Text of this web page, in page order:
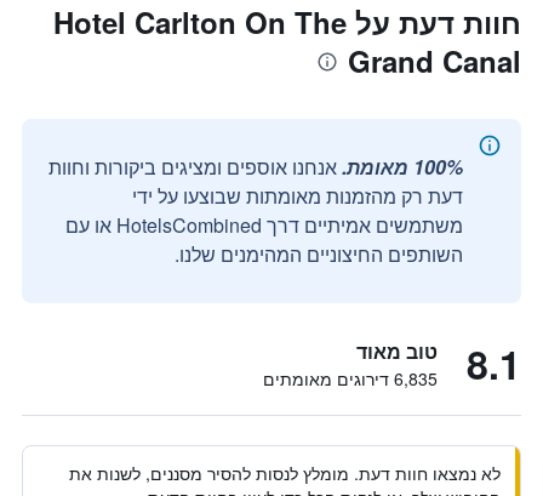
חוות דעת על Hotel Carlton On The
Grand Canal
100% מאומת.
אנחנו אוספים ומציגים ביקורות וחוות
דעת רק מהזמנות מאומתות שבוצעו על ידי
משתמשים אמיתיים דרך HotelsCombined או עם
השותפים החיצוניים המהימנים שלנו.
8.1 טוב מאוד
6,835 דירוגים מאומתים
לא נמצאו חוות דעת. מומלץ לנסות להסיר מסננים, לשנות את